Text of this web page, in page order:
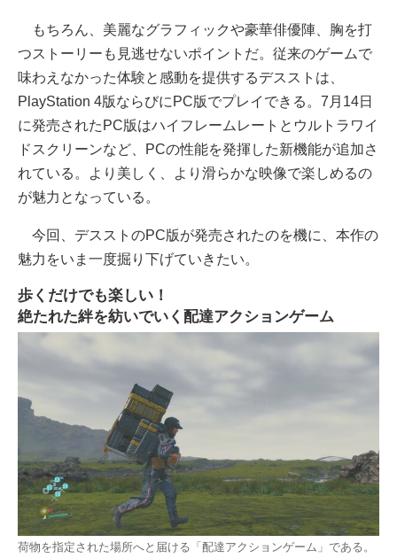
もちろん、美麗なグラフィックや豪華俳優陣、胸を打
つストーリーも見逃せないポイントだ。従来のゲームで
味わえなかった体験と感動を提供するデスストは、
PlayStation 4版ならびにPC版でプレイできる。7月14日
に発売されたPC版はハイフレームレートとウルトラワイ
ドスクリーンなど、PCの性能を発揮した新機能が追加さ
れている。より美しく、より滑らかな映像で楽しめるの
が魅力となっている。
今回、デスストのPC版が発売されたのを機に、本作の
魅力をいま一度掘り下げていきたい。
歩くだけでも楽しい！
絶たれた絆を紡いでいく配達アクションゲーム
荷物を指定された場所へと届ける「配達アクションゲーム」である。